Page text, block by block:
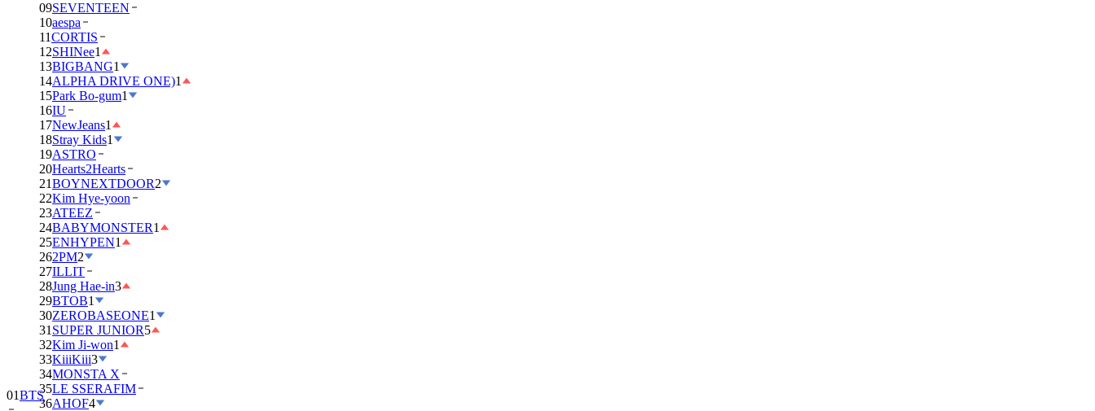
09SEVENTEEN
10aespa
11CORTIS
12SHINee1
13BIGBANG1
14ALPHA DRIVE ONE)1
15Park Bo-gum1
16IU
17NewJeans1
18Stray Kids1
19ASTRO
20Hearts2Hearts
21BOYNEXTDOOR2
22Kim Hye-yoon
23ATEEZ
24BABYMONSTER1
25ENHYPEN1
262PM2
27ILLIT
28Jung Hae-in3
29BTOB1
30ZEROBASEONE1
31 SUPER JUNIOR5
32Kim Ji-won1
33KiiiKiii3
34MONSTA X
35LE SSERAFIM
36AHOF4
01BTS